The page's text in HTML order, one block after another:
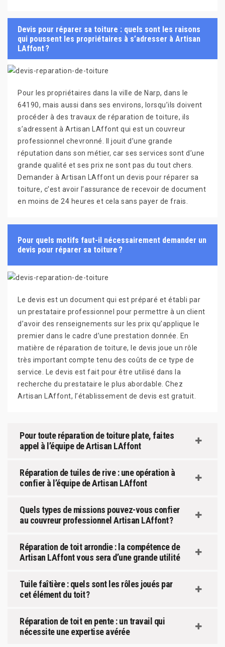
Devis pour réparer sa toiture : quels sont les raisons
qui poussent les propriétaires à s’adresser à Artisan
LAffont ?
Pour les propriétaires dans la ville de Narp, dans le
64190, mais aussi dans ses environs, lorsqu’ils doivent
procéder à des travaux de réparation de toiture, ils
s’adressent à Artisan LAffont qui est un couvreur
professionnel chevronné. Il jouit d’une grande
réputation dans son métier, car ses services sont d’une
grande qualité et ses prix ne sont pas du tout chers.
Demander à Artisan LAffont un devis pour réparer sa
toiture, c’est avoir l’assurance de recevoir de document
en moins de 24 heures et cela sans payer de frais.
Pour quels motifs faut-il nécessairement demander un
devis pour réparer sa toiture ?
Le devis est un document qui est préparé et établi par
un prestataire professionnel pour permettre à un client
d’avoir des renseignements sur les prix qu’applique le
premier dans le cadre d’une prestation donnée. En
matière de réparation de toiture, le devis joue un rôle
très important compte tenu des coûts de ce type de
service. Le devis est fait pour être utilisé dans la
recherche du prestataire le plus abordable. Chez
Artisan LAffont, l’établissement de devis est gratuit.
Pour toute réparation de toiture plate, faites
appel à l’équipe de Artisan LAffont
Réparation de tuiles de rive : une opération à
confier à l’équipe de Artisan LAffont
Quels types de missions pouvez-vous confier
au couvreur professionnel Artisan LAffont ?
Réparation de toit arrondie : la compétence de
Artisan LAffont vous sera d’une grande utilité
Tuile faîtière : quels sont les rôles joués par
cet élément du toit ?
Réparation de toit en pente : un travail qui
nécessite une expertise avérée